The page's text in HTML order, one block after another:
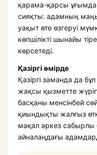
қарама-қарсы
сияқты: адамның
уақыт өте өзгеруі
көпшілікті шынайы
көрсетеді.
Қазіргі өмірде
Қазіргі заманда да
жақсы қызметте
басқаны менсінбей
қиындықты жалғыз
мақал әркез сабырлы
айналаңдағы